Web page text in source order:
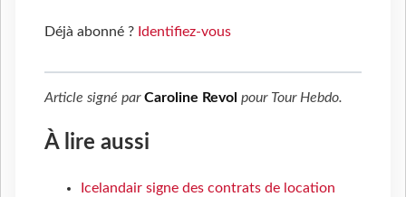
Déjà abonné ? Identifiez-vous
Article signé parCaroline Revol pour Tour Hebdo.
À lire aussi
Icelandair signe des contrats de location